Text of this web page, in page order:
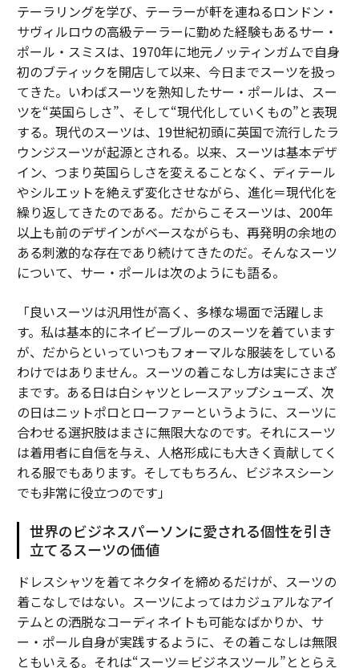
テーラリングを学び、テーラーが軒を連ねるロンドン・
サヴィルロウの高級テーラーに勤めた経験もあるサー・
ポール・スミスは、1970年に地元ノッティンガムで自身
初のブティックを開店して以来、今日までスーツを扱っ
てきた。いわばスーツを熟知したサー・ポールは、スー
ツを“英国らしさ”、そして“現代化していくもの”と表現
する。現代のスーツは、19世紀初頭に英国で流行したラ
ウンジスーツが起源とされる。以来、スーツは基本デザ
イン、つまり英国らしさを変えることなく、ディテール
やシルエットを絶えず変化させながら、進化＝現代化を
繰り返してきたのである。だからこそスーツは、200年
以上も前のデザインがベースながらも、再発明の余地の
ある刺激的な存在であり続けてきたのだ。そんなスーツ
について、サー・ポールは次のようにも語る。
「良いスーツは汎用性が高く、多様な場面で活躍しま
す。私は基本的にネイビーブルーのスーツを着ています
が、だからといっていつもフォーマルな服装をしている
わけではありません。スーツの着こなし方は実にさまざ
まです。ある日は白シャツとレースアップシューズ、次
の日はニットポロとローファーというように、スーツに
合わせる選択肢はまさに無限大なのです。それにスーツ
は着用者に自信を与え、人格形成にも大きく貢献してく
れる服でもあります。そしてもちろん、ビジネスシーン
でも非常に役立つのです」
世界のビジネスパーソンに愛される個性を引き
立てるスーツの価値
ドレスシャツを着てネクタイを締めるだけが、スーツの
着こなしではない。スーツによってはカジュアルなアイ
テムとの洒脱なコーディネイトも可能なばかりか、サ
ー・ポール自身が実践するように、その着こなしは無限
ともいえる。それは“スーツ＝ビジネスツール”ととらえ